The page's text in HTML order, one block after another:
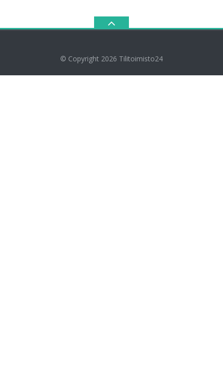
© Copyright 2026 Tilitoimisto24